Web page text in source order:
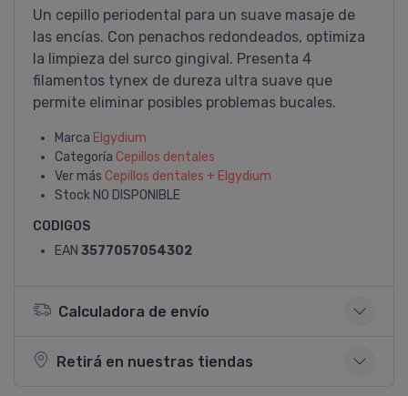
Un cepillo periodental para un suave masaje de
las encí­as. Con penachos redondeados, optimiza
la limpieza del surco gingival. Presenta 4
filamentos tynex de dureza ultra suave que
permite eliminar posibles problemas bucales.
Marca Elgydium
Categoría Cepillos dentales
Ver más Cepillos dentales + Elgydium
Stock NO DISPONIBLE
CODIGOS
EAN 3577057054302
Calculadora de envío
Retirá en nuestras tiendas